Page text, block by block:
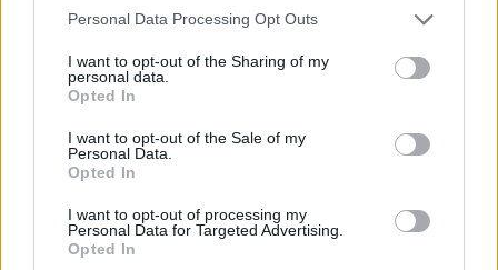
Personal Data Processing Opt Outs
I want to opt-out of the Sharing of my
personal data.
Opted In
I want to opt-out of the Sale of my
Personal Data.
Opted In
I want to opt-out of processing my
Personal Data for Targeted Advertising.
Opted In
Leipzigin tärkeimmät nähtävyydet
Leipzigin nähtävyyksiin kuuluvat
sosialistiajoilta peräisin oleva
näköalapaikka, monet upeat kirkot, lukuisat